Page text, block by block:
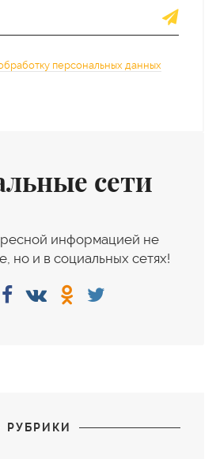
персональных данных
сети
информацией не
но и в социальных сетях!
РУБРИКИ